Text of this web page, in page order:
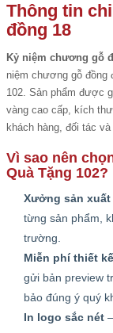
Thông tin
đồng 18
Kỷ niệm chương gỗ
niệm chương gỗ đồng
102. Sản phẩm được
vàng cao cấp, kích
khách hàng, đối tác
Vì sao nên
Quà Tặng 102?
Xưởng sản xuất
từng sản phẩm,
trường.
Miễn phí thiết
gửi bản preview
bảo đúng ý quý
In logo sắc nét